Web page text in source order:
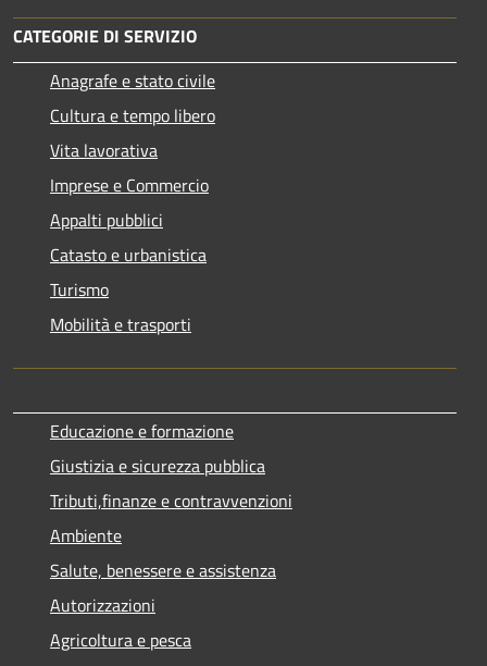
CATEGORIE DI SERVIZIO
Anagrafe e stato civile
Cultura e tempo libero
Vita lavorativa
Imprese e Commercio
Appalti pubblici
Catasto e urbanistica
Turismo
Mobilità e trasporti
Educazione e formazione
Giustizia e sicurezza pubblica
Tributi,finanze e contravvenzioni
Ambiente
Salute, benessere e assistenza
Autorizzazioni
Agricoltura e pesca